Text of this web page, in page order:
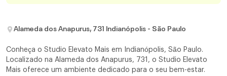
Alameda dos Anapurus, 731 Indianópolis - São Paulo
Conheça o Studio Elevato Mais em Indianópolis, São Paulo.
Localizado na Alameda dos Anapurus, 731, o Studio Elevato
Mais oferece um ambiente dedicado para o seu bem-estar.